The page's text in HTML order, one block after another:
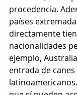
procedencia.
países
directamente
nacionalidades
ejemplo,
entrada de